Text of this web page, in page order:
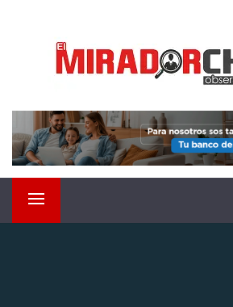
contenido
EL MIRADOR CHACO
Observá lo que pasa
Menú